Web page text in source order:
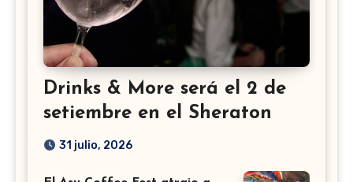
Drinks & More será el 2 de
setiembre en el Sheraton
31 julio, 2026